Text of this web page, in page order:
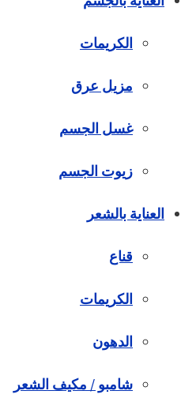
الكريمات
مزيل عرق
غسل الجسم
زيوت الجسم
العناية بالشعر
قناع
الكريمات
الدهون
شامبو / مكيف الشعر